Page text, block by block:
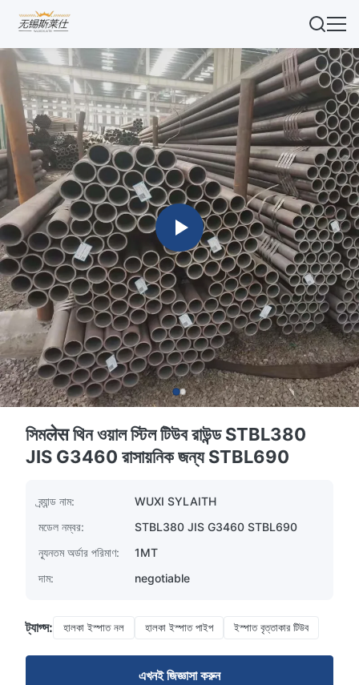
সিমलेस থিন ওয়াল স্টিল টিউব রাউন্ড STBL380
JIS G3460 রাসায়নিক জন্য STBL690
ব্র্যান্ড নাম:
WUXI SYLAITH
মডেল নম্বর:
STBL380 JIS G3460 STBL690
ন্যূনতম অর্ডার পরিমাণ:
1MT
দাম:
negotiable
ট্যাগ্স: হালকা ইস্পাত নল হালকা ইস্পাত পাইপ ইস্পাত বৃত্তাকার টিউব
এখনই জিজ্ঞাসা করুন